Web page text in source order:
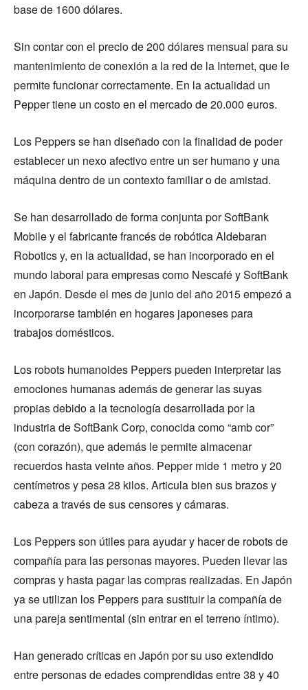
base de 1600 dólares.
Sin contar con el precio de 200 dólares mensual para su
mantenimiento de conexión a la red de la Internet, que le
permite funcionar correctamente. En la actualidad un
Pepper tiene un costo en el mercado de 20.000 euros.
Los Peppers se han diseñado con la finalidad de poder
establecer un nexo afectivo entre un ser humano y una
máquina dentro de un contexto familiar o de amistad.
Se han desarrollado de forma conjunta por SoftBank
Mobile y el fabricante francés de robótica Aldebaran
Robotics y, en la actualidad, se han incorporado en el
mundo laboral para empresas como Nescafé y SoftBank
en Japón. Desde el mes de junio del año 2015 empezó a
incorporarse también en hogares japoneses para
trabajos domésticos.
Los robots humanoides Peppers pueden interpretar las
emociones humanas además de generar las suyas
propias debido a la tecnología desarrollada por la
industria de SoftBank Corp, conocida como “amb cor”
(con corazón), que además le permite almacenar
recuerdos hasta veinte años. Pepper mide 1 metro y 20
centímetros y pesa 28 kilos. Articula bien sus brazos y
cabeza a través de sus censores y cámaras.
Los Peppers son útiles para ayudar y hacer de robots de
compañía para las personas mayores. Pueden llevar las
compras y hasta pagar las compras realizadas. En Japón
ya se utilizan los Peppers para sustituir la compañía de
una pareja sentimental (sin entrar en el terreno íntimo).
Han generado críticas en Japón por su uso extendido
entre personas de edades comprendidas entre 38 y 40